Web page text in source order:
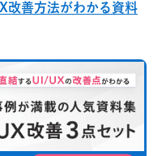
善方法がわかる資料